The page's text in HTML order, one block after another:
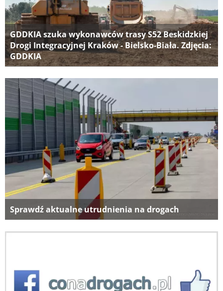
GDDKIA szuka wykonawców trasy S52 Beskidzkiej
Drogi Integracyjnej Kraków - Bielsko-Biała. Zdjęcia:
GDDKIA
Sprawdź aktualne utrudnienia na drogach